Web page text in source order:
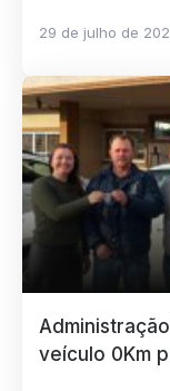
29 de julho de
veículo 0Km